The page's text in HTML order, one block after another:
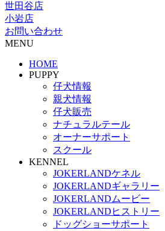
世田谷店
小岩店
お問い合わせ
MENU
HOME
PUPPY
仔犬情報
親犬情報
仔犬販売
ナチュラルテール
オーナーサポート
スクール
KENNEL
JOKERLANDケネル
JOKERLANDギャラリー
JOKERLANDムービー
JOKERLANDヒストリー
ドッグショーサポート